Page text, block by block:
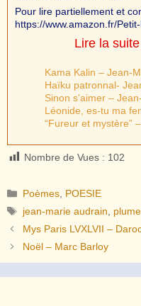
Pour lire partiellement et
https://www.amazon.fr/
Lire la
Kama Kalin – Jean-
Haïku patronnal-
Sinon s’aimer –
Léonide, es-tu ma
“Fureur et mystère”
Nombre de Vues : 102
Catégories
Poèmes POESIE
Étiquettes
jean-marie audrain
Mys Paris LVXLVII –
Noël – Marc Barloy